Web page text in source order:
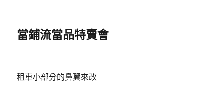
當鋪流當品特賣會
租車小部分的鼻翼來改